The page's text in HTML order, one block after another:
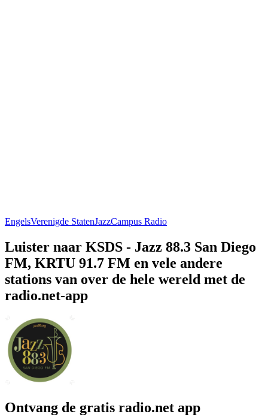
EngelsVerenigde StatenJazzCampus Radio
Luister naar KSDS - Jazz 88.3 San Diego
FM, KRTU 91.7 FM en vele andere
stations van over de hele wereld met de
radio.net-app
Ontvang de gratis radio.net app